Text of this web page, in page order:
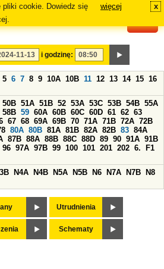
pliki cookie. Dowiedz się
więcej x
i godzinę:
5 6 7 8 9 10A 10B 11 12 13 14 15 16
50B 51A 51B 52 53A 53C 53B 54B 55A
58B 59 60A 60B 60C 60D 61 62 63
67 68 69A 69B 70 71A 71B 72A 72B
80A 80B 81A 81B 82A 82B 83 84A
87B 88A 88B 88C 88D 89 90 91A 91B
96 97A 97B 99 100 101 201 202 6.
F1
N4A N4B N5A N5B N6 N7A N7B
N8
Utrudnienia
Schematy